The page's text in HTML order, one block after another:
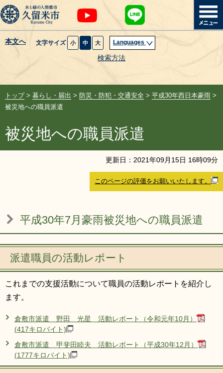
本文へ 文字サイズ 小 中 大 Languages
検索方法
暮らし・届出
健康・医療・福祉
観光魅力・イベント
サイトマップ
リンク集 利用ガイド
RSS プライバシーポリシー
トップ> 暮らし・届出 > 防災・防犯・交通安全 > 平成30年西日本豪雨 >
被災地への職員派遣
被災地への職員派遣
更新日： 2021年09月 15日 16時09分
このページの評価をお願いいたします。
平成30年7月豪雨被災地への職員派遣
派遣職員の活動レポート
これまでの支援活動について職員の活動レポートを紹介し
ます。
倉敷市派遣 野田 光星 活動レポート（令和元年10月）
(417キロバイト)
倉敷市派遣 甲斐田睦夫 活動レポート（平成30年12月）
(1777キロバイト)